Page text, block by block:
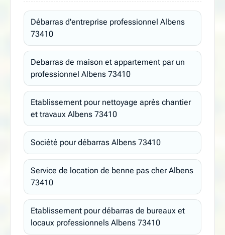
Débarras d'entreprise professionnel Albens
73410
Debarras de maison et appartement par un
professionnel Albens 73410
Etablissement pour nettoyage après chantier
et travaux Albens 73410
Société pour débarras Albens 73410
Service de location de benne pas cher Albens
73410
Etablissement pour débarras de bureaux et
locaux professionnels Albens 73410